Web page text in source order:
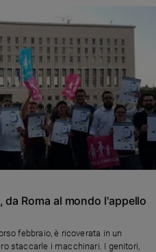
Roma al mondo l'appello
febbraio, è ricoverata in un
staccarle i macchinari. I genitori,